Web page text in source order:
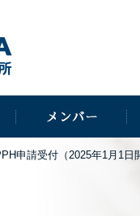
申請受付（2025年1月1日